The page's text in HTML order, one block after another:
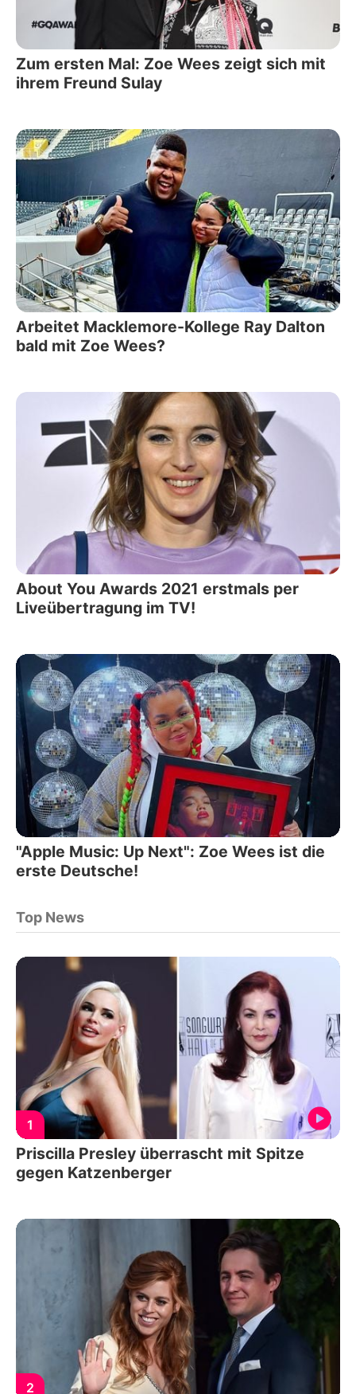
Zum ersten Mal: Zoe Wees zeigt sich mit
ihrem Freund Sulay
Arbeitet Macklemore-Kollege Ray Dalton
bald mit Zoe Wees?
About You Awards 2021 erstmals per
Liveübertragung im TV!
"Apple Music: Up Next": Zoe Wees ist die
erste Deutsche!
Top News
1
Priscilla Presley überrascht mit Spitze
gegen Katzenberger
2